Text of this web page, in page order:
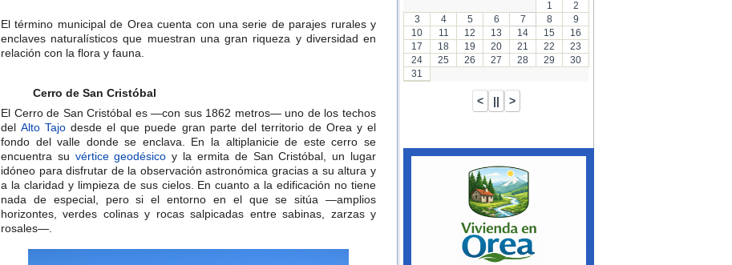
El término municipal de Orea cuenta con una serie de parajes rurales y
enclaves naturalísticos que muestran una gran riqueza y diversidad en
relación con la flora y fauna.
Cerro de San Cristóbal
El Cerro de San Cristóbal es —con sus 1862 metros— uno de los techos
delAlto Tajo desde el que puede gran parte del territorio de Orea y el
fondo del valle donde se enclava. En la altiplanicie de este cerro se
encuentra su vértice geodésico y la ermita de San Cristóbal, un lugar
idóneo para disfrutar de la observación astronómica gracias a su altura y
a la claridad y limpieza de sus cielos. En cuanto a la edificación no tiene
nada de especial, pero si el entorno en el que se sitúa —amplios
horizontes, verdes colinas y rocas salpicadas entre sabinas, zarzas y
rosales—.
1
2
3
4 5 6 7 8
9
10
11 12 13 14 15
16
17
18 19 20 21 22
23
24
25 26 27 28 29
30
31